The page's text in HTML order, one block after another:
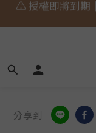
🎀 蝴蝶結
🎀 蝴蝶結
📣
⚠️ 授權即將到期
分享到